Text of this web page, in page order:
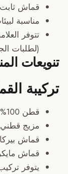
ثابت اللون
لبيئات
العلامة
الجملة)
المنتج
قطني
بيركال
مايكروفايبر
تركيب